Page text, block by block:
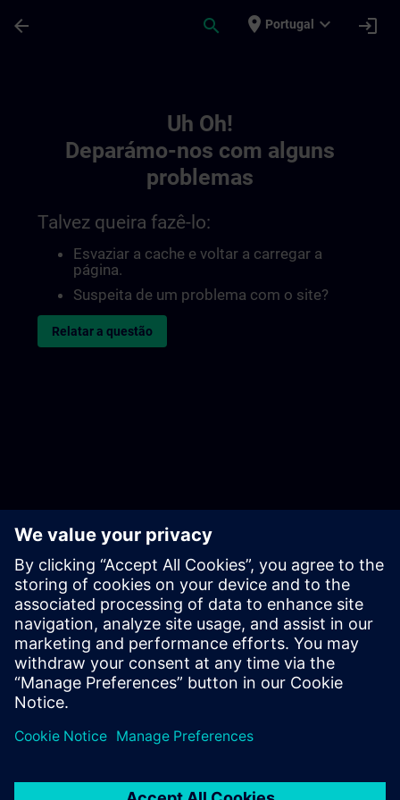
arrow_back search place Portugal expand_more login
Uh Oh!
Deparámo-nos com alguns
problemas
Talvez queira fazê-lo:
Esvaziar a cache e voltar a carregar a
página.
Suspeita de um problema com o site?
Relatar a questão